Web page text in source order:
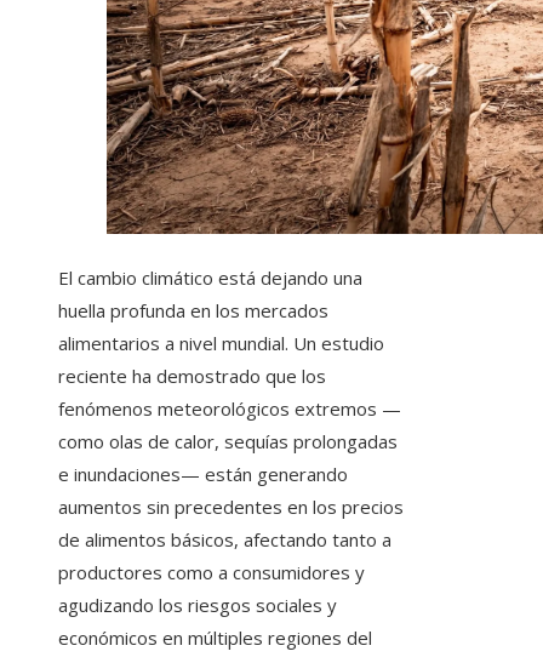
El cambio climático está dejando una
huella profunda en los mercados
alimentarios a nivel mundial. Un estudio
reciente ha demostrado que los
fenómenos meteorológicos extremos —
como olas de calor, sequías prolongadas
e inundaciones— están generando
aumentos sin precedentes en los precios
de alimentos básicos, afectando tanto a
productores como a consumidores y
agudizando los riesgos sociales y
económicos en múltiples regiones del